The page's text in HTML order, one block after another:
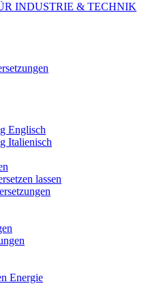
INDUSTRIE & TECHNIK
Englisch
Italienisch
lassen
Energie